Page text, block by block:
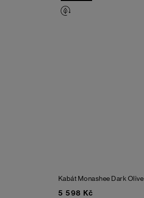
Kabát Monashee Dark Olive
5 598 Kč